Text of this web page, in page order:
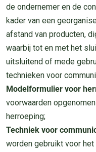
de ondernemer en de
kader van een
afstand van producten,
waarbij tot en met het
uitsluitend of mede
technieken voor
Modelformulier voor
voorwaarden
herroeping;
Techniek voor
worden gebruikt voor